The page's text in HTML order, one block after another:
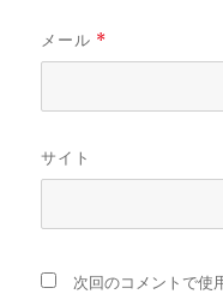
メール *
サイト
次回のコメントで使